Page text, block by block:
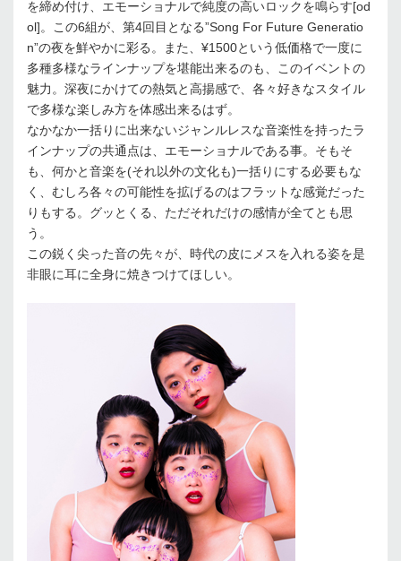
を締め付け、エモーショナルで純度の高いロックを鳴らす[od
ol]。この6組が、第4回目となる”Song For Future Generatio
n”の夜を鮮やかに彩る。また、¥1500という低価格で一度に
多種多様なラインナップを堪能出来るのも、このイベントの
魅力。深夜にかけての熱気と高揚感で、各々好きなスタイル
で多様な楽しみ方を体感出来るはず。
なかなか一括りに出来ないジャンルレスな音楽性を持ったラ
インナップの共通点は、エモーショナルである事。そもそ
も、何かと音楽を(それ以外の文化も)一括りにする必要もな
く、むしろ各々の可能性を拡げるのはフラットな感覚だった
りもする。グッとくる、ただそれだけの感情が全てとも思
う。
この鋭く尖った音の先々が、時代の皮にメスを入れる姿を是
非眼に耳に全身に焼きつけてほしい。